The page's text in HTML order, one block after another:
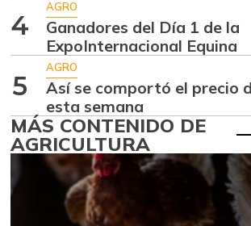
4
AGRO
Ganadores del Día 1 de la
ExpoInternacional Equina
5
AGRO
Así se comportó el precio
esta semana
MÁS CONTENIDO DE
AGRICULTURA